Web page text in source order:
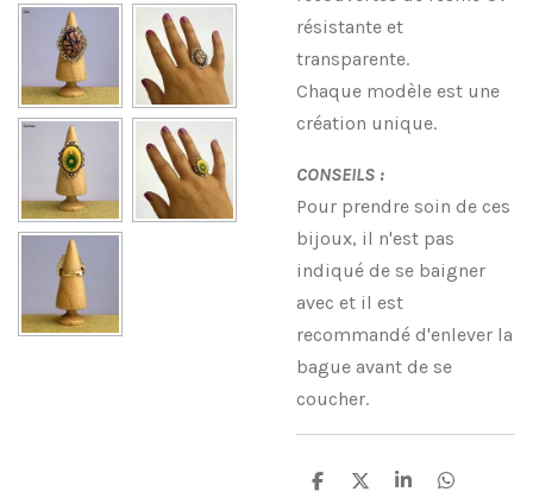
résistante et
transparente.
Chaque modèle est une
création unique.
CONSEILS :
Pour prendre soin de ces
bijoux, il n'est pas
indiqué de se baigner
avec et il est
recommandé d'enlever la
bague avant de se
coucher.
P P P P